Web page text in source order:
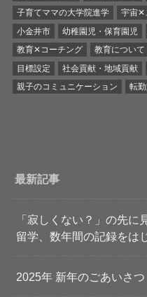
子育てママの大学院進学
宇宙✕
小金井市
幼稚園児・保育園児
教育✕コーチング
教育について
目標設定
社会貢献・地域貢献
親子のコミュニケーション
転
最新記事
「寂しくない？」の先に
留学、数年間の記録をは
2025年 新年のごあいさ